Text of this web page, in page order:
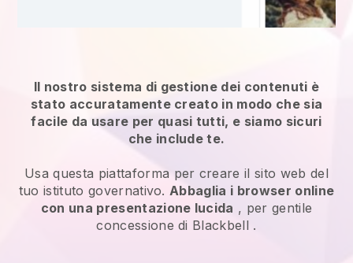
Il nostro sistema di gestione dei contenuti è
stato accuratamente creato in modo che sia
facile da usare per quasi tutti, e siamo sicuri
che include te.
Usa questa piattaforma per creare il sito web del
tuo istituto governativo. Abbaglia i browser online
con una presentazione lucida , per gentile
concessione di Blackbell .